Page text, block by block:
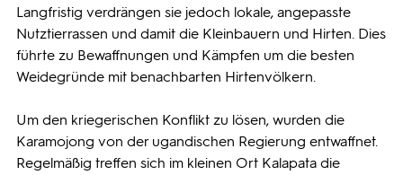
Langfristig verdrängen sie jedoch lokale, angepasste
Nutztierrassen und damit die Kleinbauern und Hirten. Dies
führte zu Bewaffnungen und Kämpfen um die besten
Weidegründe mit benachbarten Hirtenvölkern.
Um den kriegerischen Konflikt zu lösen, wurden die
Karamojong von der ugandischen Regierung entwaffnet.
Regelmäßig treffen sich im kleinen Ort Kalapata die